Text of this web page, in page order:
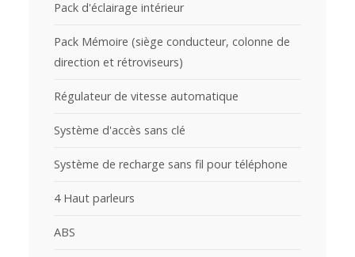
Pack d'éclairage intérieur
Pack Mémoire (siège conducteur, colonne de
direction et rétroviseurs)
Régulateur de vitesse automatique
Système d'accès sans clé
Système de recharge sans fil pour téléphone
4 Haut parleurs
ABS